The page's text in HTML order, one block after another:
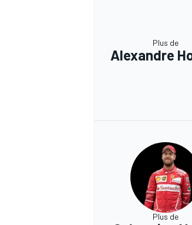
Plus de
Alexandre
Plus de